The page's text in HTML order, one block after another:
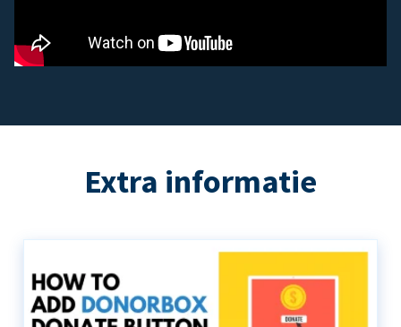
Extra informatie